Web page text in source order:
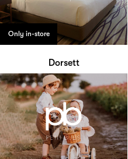
Only in-store
Dorsett